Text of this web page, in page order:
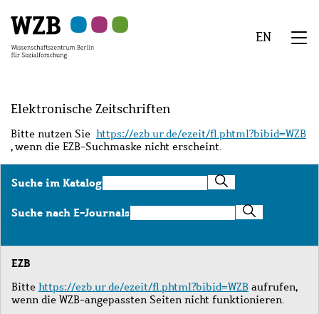
Hauptinhalt
springen
Navigation
springen
Suche
springen
Sekundärnavigation
springen
Fußzeile
springen
EN
Elektronische Zeitschriften
Bitte nutzen Sie https://ezb.ur.de/ezeit/fl.phtml?bibid=WZB
, wenn die EZB-Suchmaske nicht erscheint.
Suche im KatalogSuche
im
Katalog
Suche nach E-JournalsSuche
nach
Journals
EZB
Bitte https://ezb.ur.de/ezeit/fl.phtml?bibid=WZB aufrufen,
wenn die WZB-angepassten Seiten nicht funktionieren.